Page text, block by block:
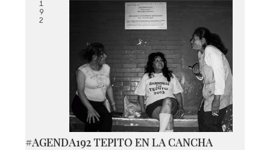
1
9
2
#AGENDA192 TEPITO EN LA CANCHA